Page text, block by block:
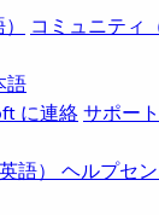
コミュニティ
語
に連絡サポー
語） ヘルプセン